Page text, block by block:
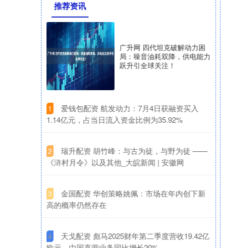
推荐资讯
广升网 四代坦克破解动力困
局：噪音油耗双降，供电能力
跃升引全球关注！
1
​爱钱包配资 航发动力：7月4日获融资买入
1.14亿元，占当日流入资金比例为35.92%
2
​瑞升配资 胡竹峰：与古为徒，与野为徒 ——
《浒村月令》以及其他_大皖新闻 | 安徽网
3
​金国配资 华创策略姚佩：市场在年内创下新
高的概率仍然存在
4
​天戈配资 彪马2025财年第二季度营收19.42亿